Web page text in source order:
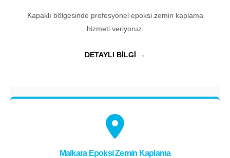
Kapaklı bölgesinde profesyonel epoksi zemin kaplama
hizmeti veriyoruz.
DETAYLI BİLGİ →
Malkara Epoksi Zemin Kaplama